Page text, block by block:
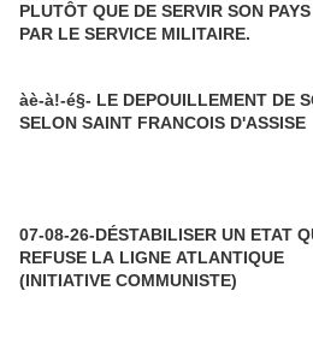
PLUTÔT QUE DE SERVIR SON PAYS
PAR LE SERVICE MILITAIRE.
àè-à!-é§- LE DEPOUILLEMENT DE
SELON SAINT FRANCOIS D'ASSISE
07-08-26-DÉSTABILISER UN ETAT
REFUSE LA LIGNE ATLANTIQUE
(INITIATIVE COMMUNISTE)